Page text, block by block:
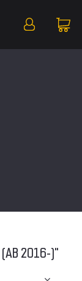
(AB 2016-)"